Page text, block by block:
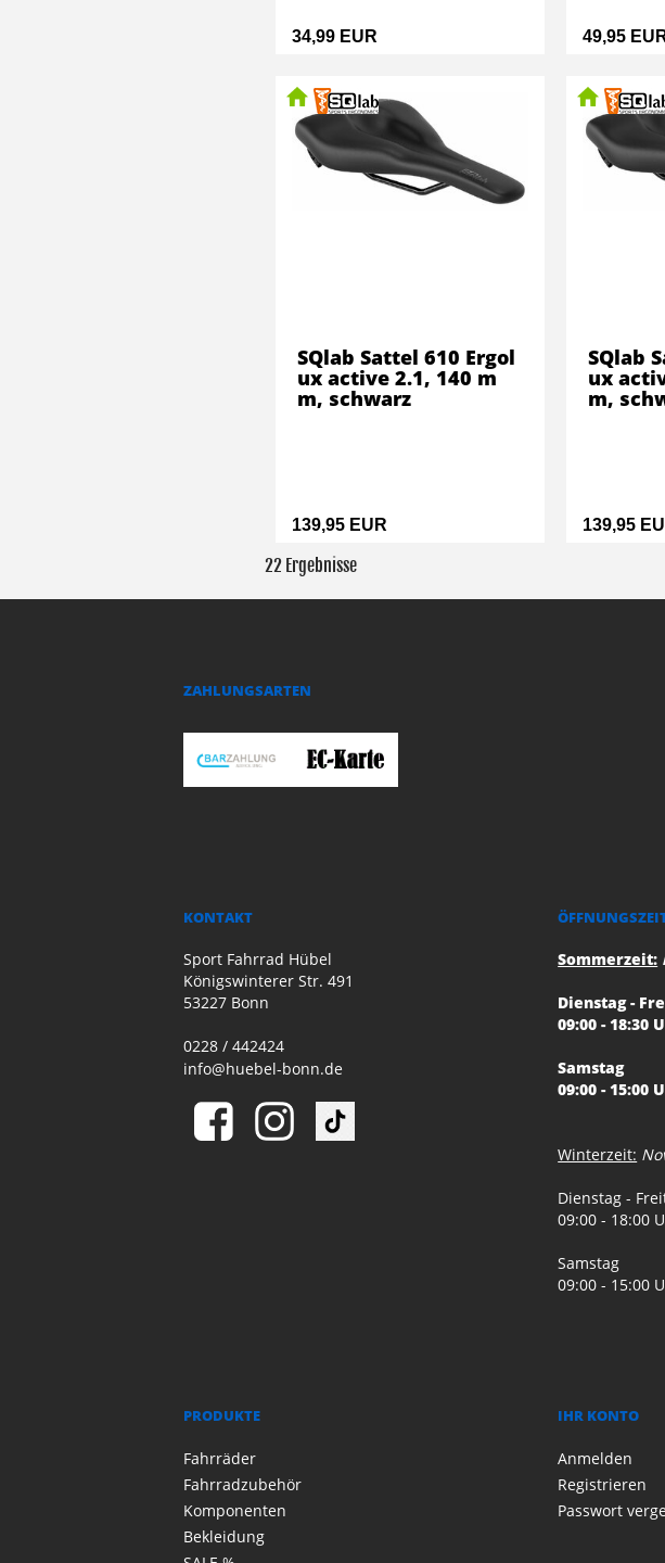
34,99 EUR 49,95
139,95 EUR
SQlab Sattel 610 Ergol
ux active 2.1, 140 m
m, schwarz
139,95
SQlab
ux
m,
22 Ergebnisse
ZAHLUNGSARTEN
KONTAKT
Sport Fahrrad Hübel
Königswinterer Str. 491
53227 Bonn
0228 / 442424
info@huebel-bonn.de
Sommerzeit:
Dienstag -
09:00 - 18:30
Samstag
09:00 - 15:00
Winterzeit:
Dienstag -
09:00 - 18:00
Samstag
09:00 - 15:00
PRODUKTE
Fahrräder
Fahrradzubehör
Komponenten
Bekleidung
IHR KONTO
Anmelden
Registrieren
Passwort